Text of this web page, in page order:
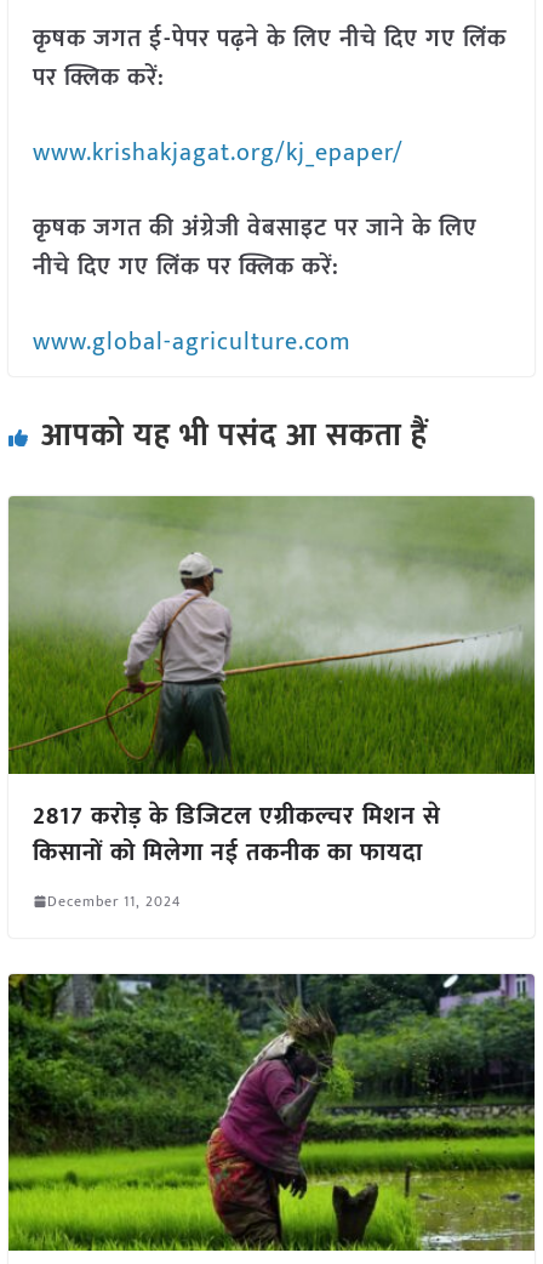
कृषक जगत ई-पेपर पढ़ने के लिए नीचे दिए गए लिंक
पर क्लिक करें:
www.krishakjagat.org/kj_epaper/
कृषक जगत की अंग्रेजी वेबसाइट पर जाने के लिए
नीचे दिए गए लिंक पर क्लिक करें:
www.global-agriculture.com
आपको यह भी पसंद आ सकता हैं
2817 करोड़ के डिजिटल एग्रीकल्चर मिशन से
किसानों को मिलेगा नई तकनीक का फायदा
December 11, 2024